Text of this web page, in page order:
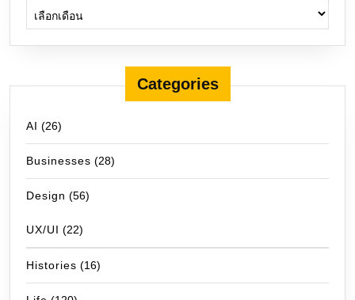
Categories
AI (26)
Businesses (28)
Design (56)
UX/UI (22)
Histories (16)